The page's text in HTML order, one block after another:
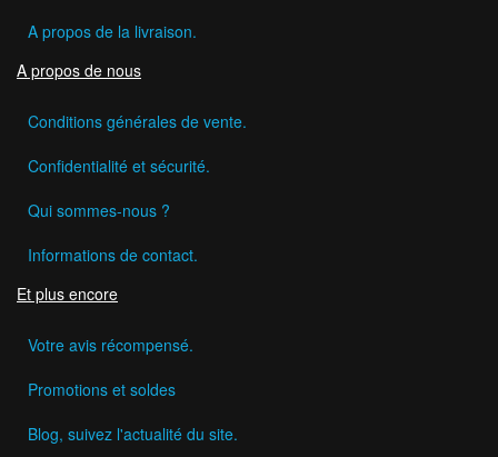
A propos de la livraison.
A propos de nous
Conditions générales de vente.
Confidentialité et sécurité.
Qui sommes-nous ?
Informations de contact.
Et plus encore
Votre avis récompensé.
Promotions et soldes
Blog, suivez l'actualité du site.